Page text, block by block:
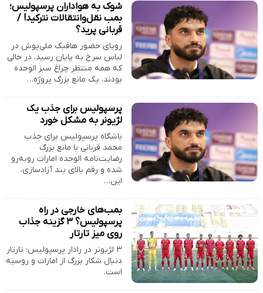
شوک به هواداران پرسپولیس؛
بمب نقل‌وانتقالات نترکید! /
قربانی پرید؟
رویای حضور هافبک ملی‌پوش در
لباس سرخ به پایان رسید. در حالی
که همه منتظر چراغ سبز الوحده
بودند، یک مانع بزرگ پروژه…
پرسپولیس برای جذب یک
لژیونر به مشکل خورد
باشگاه پرسپولیس برای جذب
محمد قربانی با مانع بزرگ
رضایت‌نامه الوحده امارات روبه‌رو
شده و رقم بالای بند آزادسازی،
این…
بمب‌های خارجی در راه
پرسپولیس؟ ۳ گزینه جذاب
روی میز تارتار
۳ لژیونر در رادار پرسپولیس؛ تارتار
دنبال شکار بزرگ از امارات و روسیه
است.